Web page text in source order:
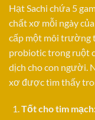
Hạt Sachi chứa 5
chất xơ mỗi ngày
cấp một môi trường
probiotic trong ruột
dịch cho con người.
xơ được tìm thấy
Tốt cho tim